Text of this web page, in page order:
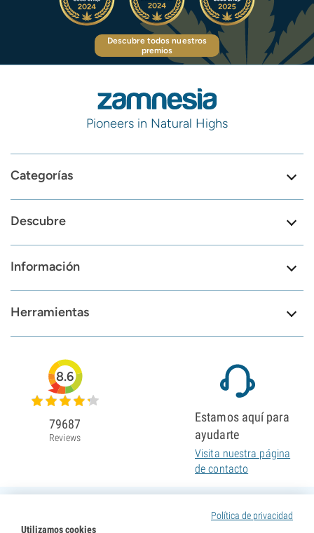
Descubre todos nuestros
premios
Pioneers in Natural Highs
Categorías
Descubre
Información
Herramientas
Política de privacidad
Utilizamos cookies
8.6
79687
Reviews
Estamos aquí para
ayudarte
Visita nuestra página
de contacto